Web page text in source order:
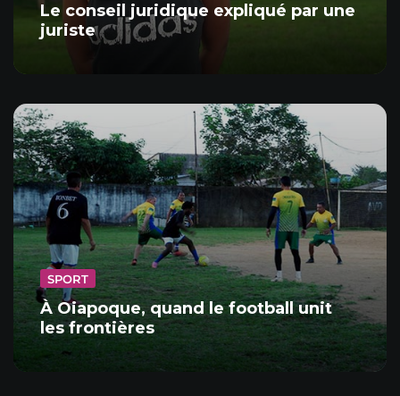
Le conseil juridique expliqué par une
juriste
SPORT
À Oiapoque, quand le football unit
les frontières